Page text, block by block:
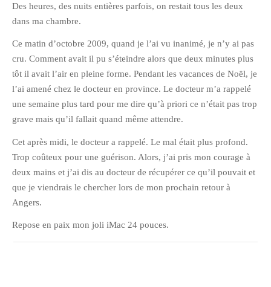
Des heures, des nuits entières parfois, on restait tous les deux
dans ma chambre.
Ce matin d’octobre 2009, quand je l’ai vu inanimé, je n’y ai pas
cru. Comment avait il pu s’éteindre alors que deux minutes plus
tôt il avait l’air en pleine forme. Pendant les vacances de Noël, je
l’ai amené chez le docteur en province. Le docteur m’a rappelé
une semaine plus tard pour me dire qu’à priori ce n’était pas trop
grave mais qu’il fallait quand même attendre.
Cet après midi, le docteur a rappelé. Le mal était plus profond.
Trop coûteux pour une guérison. Alors, j’ai pris mon courage à
deux mains et j’ai dis au docteur de récupérer ce qu’il pouvait et
que je viendrais le chercher lors de mon prochain retour à
Angers.
Repose en paix mon joli iMac 24 pouces.